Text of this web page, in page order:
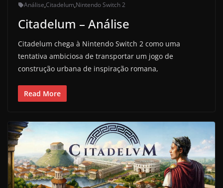
Análise,Citadelum,Nintendo Switch 2
Citadelum – Análise
Citadelum chega à Nintendo Switch 2 como uma
tentativa ambiciosa de transportar um jogo de
construção urbana de inspiração romana,
Read More